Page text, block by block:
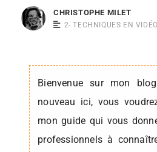
CHRISTOPHE MILET
2- TECHNIQUES EN VIDÉO
Bienvenue sur mon
nouveau ici, vous
mon guide qui vous
professionnels à